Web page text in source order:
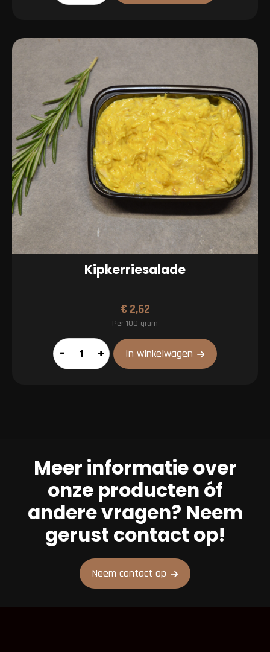
Kipkerriesalade
€ 2,62
Per 100 gram
Kipkerriesalade
aantal
– + In winkelwagen
Meer informatie over
onze producten óf
andere vragen? Neem
gerust contact op!
Neem contact op